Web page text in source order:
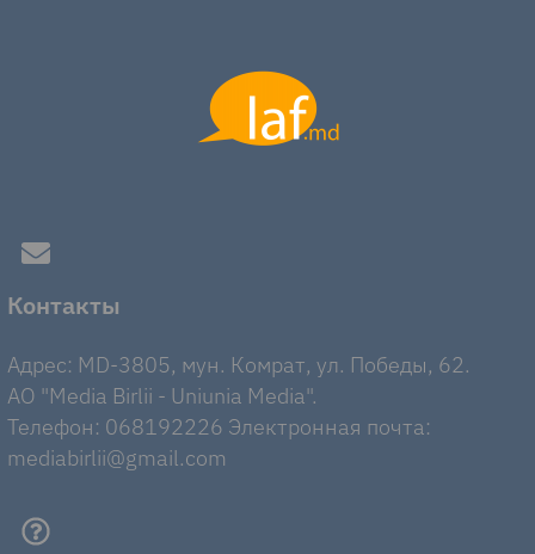
Контакты
Адрес: MD-3805, мун. Комрат, ул. Победы, 62.
AO "Media Birlii - Uniunia Media".
Телефон: 068192226 Электронная почта:
mediabirlii@gmail.com